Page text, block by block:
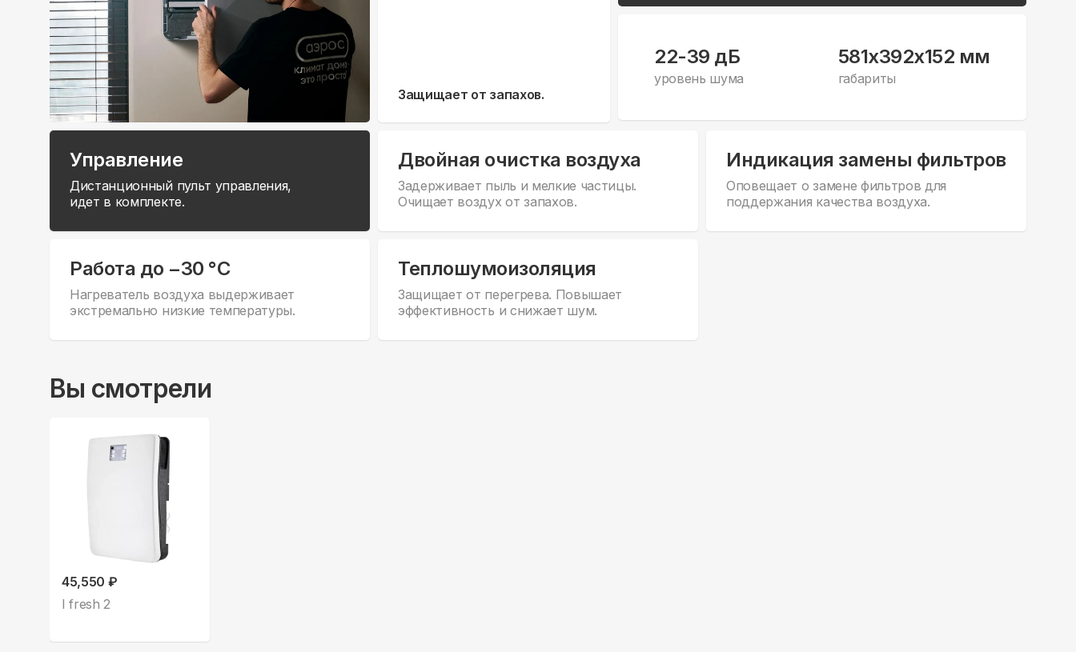
Защищает от запахов.
22-39 дБ
уровень шума
581x392x152 мм
габариты
Управление
Дистанционный пульт управления,
идет в комплекте.
Двойная очистка воздуха
Задерживает пыль и мелкие частицы.
Очищает воздух от запахов.
Индикация замены фильтров
Оповещает о замене фильтров для
поддержания качества воздуха.
Работа до −30 °C
Нагреватель воздуха выдерживает
экстремально низкие температуры.
Теплошумоизоляция
Защищает от перегрева. Повышает
эффективность и снижает шум.
Вы смотрели
45,550 ₽
I fresh 2